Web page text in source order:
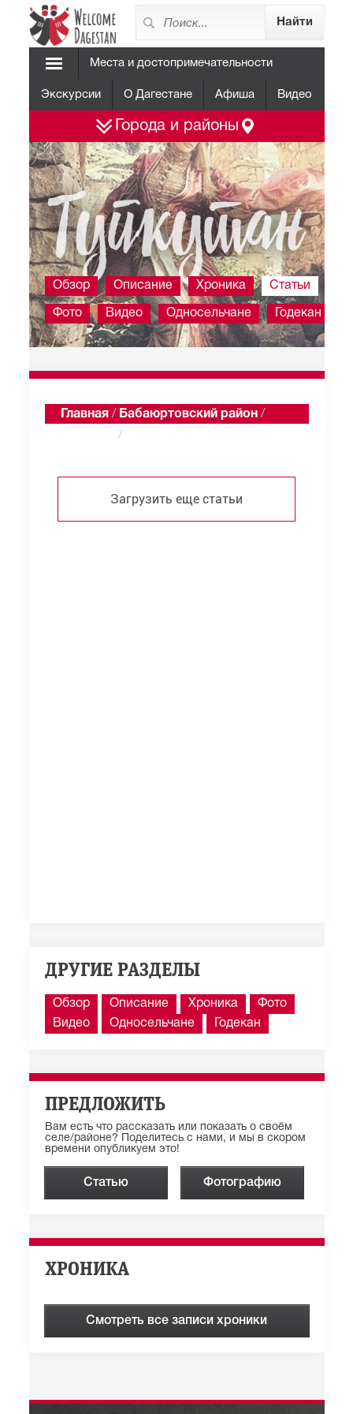
Места и достопримечательности
Экскурсии О Дагестане Афиша Видео
Города и районы
Тупкутан
Обзор Описание Хроника Статьи
Фото Видео Односельчане Годекан
Главная / Бабаюртовский район /
/
Загрузить еще статьи
ДРУГИЕ РАЗДЕЛЫ
Обзор Описание Хроника
Фото
Видео
Односельчане Годекан
ПРЕДЛОЖИТЬ
Вам есть что рассказать или показать о своём
селе/районе? Поделитесь с нами, и мы в скором
времени опубликуем это!
Статью Фотографию
ХРОНИКА
Смотреть все записи хроники